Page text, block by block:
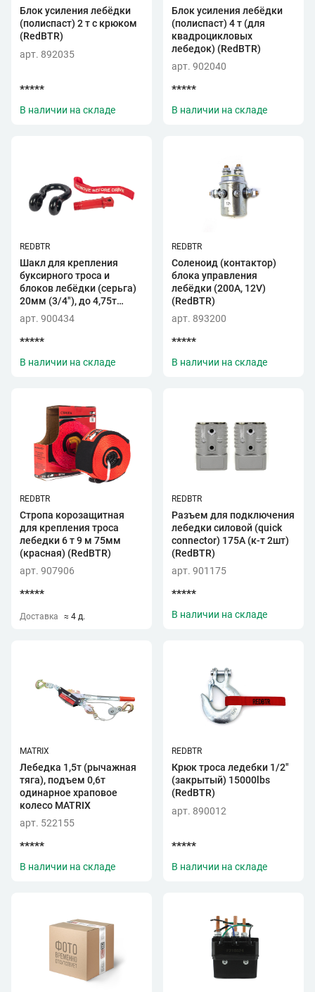
Блок усиления лебёдки
(полиспаст) 2 т с крюком
(RedBTR)
арт. 892035
*****
В наличии на складе
Блок усиления лебёдки
(полиспаст) 4 т (для
квадроцикловых
лебедок) (RedBTR)
арт. 902040
*****
В наличии на складе
REDBTR
Шакл для крепления
буксирного троса и
блоков лебёдки (серьга)
20мм (3/4"), до 4,75т
(RedBTR)
арт. 900434
*****
В наличии на складе
REDBTR
Соленоид (контактор)
блока управления
лебёдки (200A, 12V)
(RedBTR)
арт. 893200
*****
В наличии на складе
REDBTR
Стропа корозащитная
для крепления троса
лебедки 6 т 9 м 75мм
(красная) (RedBTR)
арт. 907906
*****
Доставка ≈ 4 д.
REDBTR
Разъем для подключения
лебедки силовой (quick
connector) 175A (к-т 2шт)
(RedBTR)
арт. 901175
*****
В наличии на складе
MATRIX
Лебедка 1,5т (рычажная
тяга), подъем 0,6т
одинарное храповое
колесо MATRIX
арт. 522155
*****
В наличии на складе
REDBTR
Крюк троса ледебки 1/2"
(закрытый) 15000lbs
(RedBTR)
арт. 890012
*****
В наличии на складе